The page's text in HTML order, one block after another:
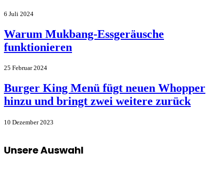
6 Juli 2024
Warum Mukbang-Essgeräusche
funktionieren
25 Februar 2024
Burger King Menü fügt neuen Whopper
hinzu und bringt zwei weitere zurück
10 Dezember 2023
Unsere Auswahl